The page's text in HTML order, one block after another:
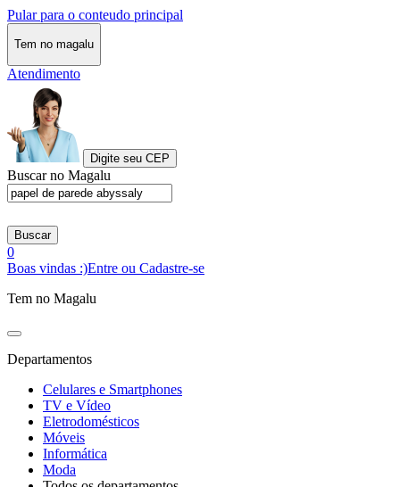
Pular para o conteudo principal
Tem no magalu
Atendimento
Digite seu CEP
Buscar no Magalu
Buscar
0
Boas vindas :)Entre ou Cadastre-se
Tem no Magalu
Departamentos
Celulares e Smartphones
TV e Vídeo
Eletrodomésticos
Móveis
Informática
Moda